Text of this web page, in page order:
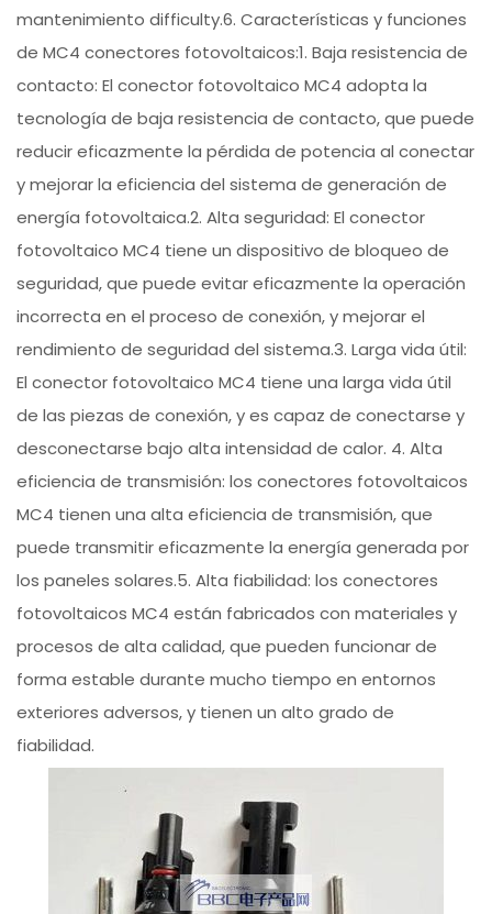
mantenimiento difficulty.6. Características y funciones
de MC4 conectores fotovoltaicos:1. Baja resistencia de
contacto: El conector fotovoltaico MC4 adopta la
tecnología de baja resistencia de contacto, que puede
reducir eficazmente la pérdida de potencia al conectar
y mejorar la eficiencia del sistema de generación de
energía fotovoltaica.2. Alta seguridad: El conector
fotovoltaico MC4 tiene un dispositivo de bloqueo de
seguridad, que puede evitar eficazmente la operación
incorrecta en el proceso de conexión, y mejorar el
rendimiento de seguridad del sistema.3. Larga vida útil:
El conector fotovoltaico MC4 tiene una larga vida útil
de las piezas de conexión, y es capaz de conectarse y
desconectarse bajo alta intensidad de calor. 4. Alta
eficiencia de transmisión: los conectores fotovoltaicos
MC4 tienen una alta eficiencia de transmisión, que
puede transmitir eficazmente la energía generada por
los paneles solares.5. Alta fiabilidad: los conectores
fotovoltaicos MC4 están fabricados con materiales y
procesos de alta calidad, que pueden funcionar de
forma estable durante mucho tiempo en entornos
exteriores adversos, y tienen un alto grado de
fiabilidad.